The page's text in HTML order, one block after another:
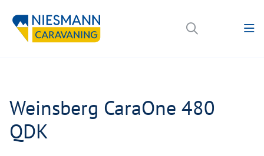
Weinsberg CaraOne 480
QDK